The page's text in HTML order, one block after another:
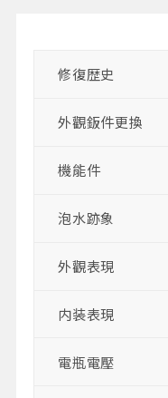
修復歴史
外觀鈑件更換
機能件
泡水跡象
外觀表現
内装表現
電瓶電壓